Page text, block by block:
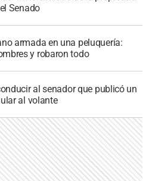
Senado
armada en una peluquería:
y robaron todo
al senador que publicó un
al volante